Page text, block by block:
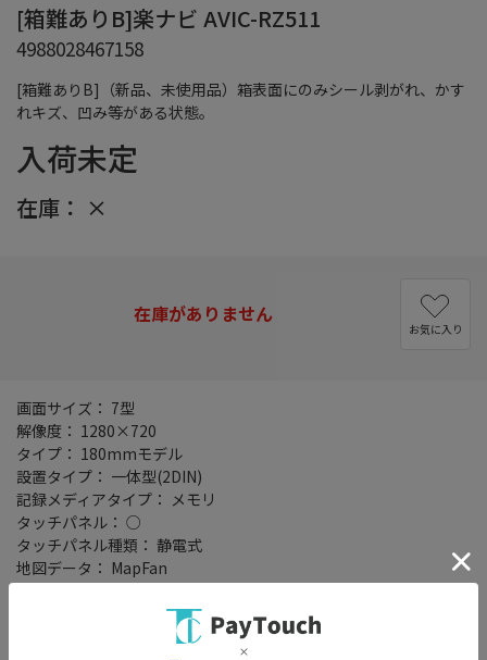
[箱難ありB]（新品、未使用品）箱表面にのみシール剥がれ、かす
れキズ、凹み等がある状態。
[箱難ありB]楽ナビ AVIC-RZ511
4988028467158
入荷未定
在庫： ×
在庫がありません
お気に入り
画面サイズ： 7型
解像度： 1280×720
タイプ： 180mmモデル
設置タイプ： 一体型(2DIN)
記録メディアタイプ： メモリ
タッチパネル： ○
タッチパネル種類： 静電式
地図データ： MapFan
TVチューナー： フルセグ(地デジ)
4x4地デジチューナー： ○